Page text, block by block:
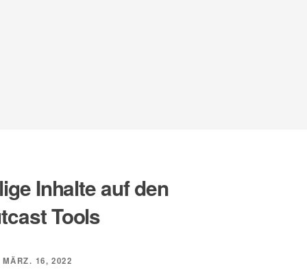
Inhalte auf den
Tools
MÄRZ. 16, 2022